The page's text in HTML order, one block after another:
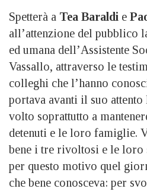
Spetterà a Tea Baraldi e
all’attenzione del pubblico
ed umana dell’Assistente
Vassallo, attraverso le
colleghi che l’hanno
portava avanti il suo
volto soprattutto a
detenuti e le loro famiglie.
bene i tre rivoltosi e le
per questo motivo quel
che bene conosceva: per